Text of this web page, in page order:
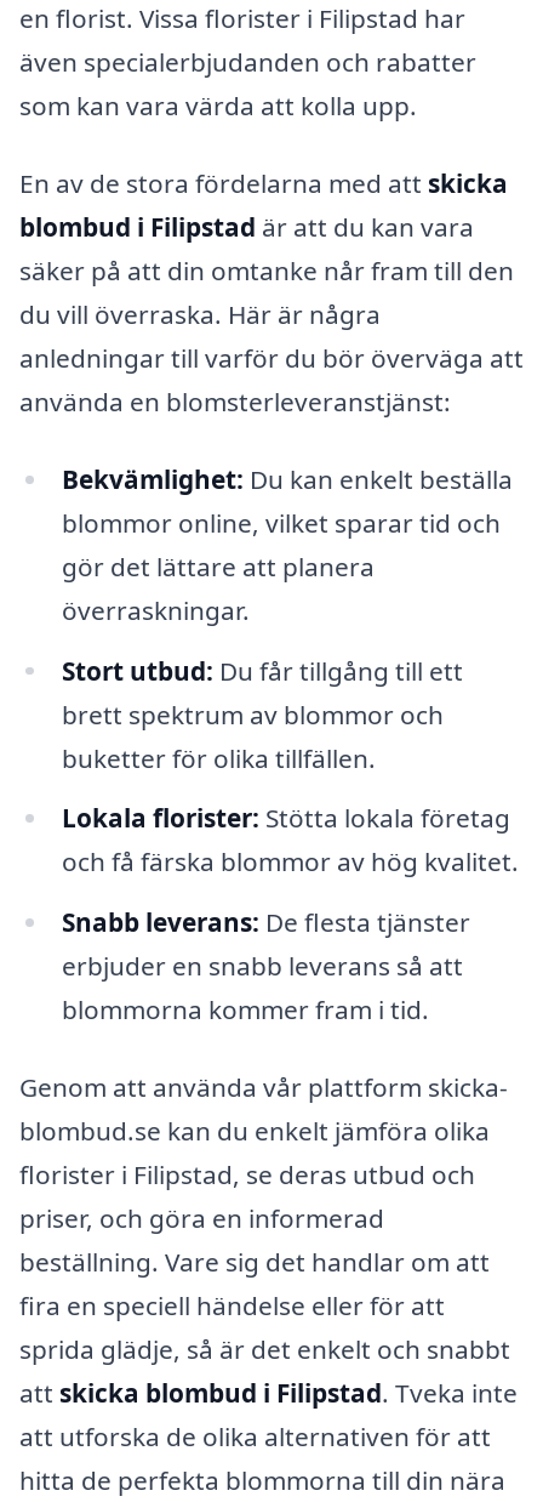
en florist. Vissa florister i Filipstad har
även specialerbjudanden och rabatter
som kan vara värda att kolla upp.
En av de stora fördelarna med att skicka
blombud i Filipstad är att du kan vara
säker på att din omtanke når fram till den
du vill överraska. Här är några
anledningar till varför du bör överväga att
använda en blomsterleveranstjänst:
Bekvämlighet: Du kan enkelt beställa
blommor online, vilket sparar tid och
gör det lättare att planera
överraskningar.
Stort utbud: Du får tillgång till ett
brett spektrum av blommor och
buketter för olika tillfällen.
Lokala florister: Stötta lokala företag
och få färska blommor av hög kvalitet.
Snabb leverans: De flesta tjänster
erbjuder en snabb leverans så att
blommorna kommer fram i tid.
Genom att använda vår plattform skicka-
blombud.se kan du enkelt jämföra olika
florister i Filipstad, se deras utbud och
priser, och göra en informerad
beställning. Vare sig det handlar om att
fira en speciell händelse eller för att
sprida glädje, så är det enkelt och snabbt
att skicka blombud i Filipstad. Tveka inte
att utforska de olika alternativen för att
hitta de perfekta blommorna till din nära